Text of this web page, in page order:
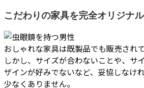
こだわりの家具を完全オリジナ
おしゃれな家具は既製品でも販売されて
しかし、サイズが合わないことや、サ
ザインが好みでないなど、妥協しなけ
少なくありません。